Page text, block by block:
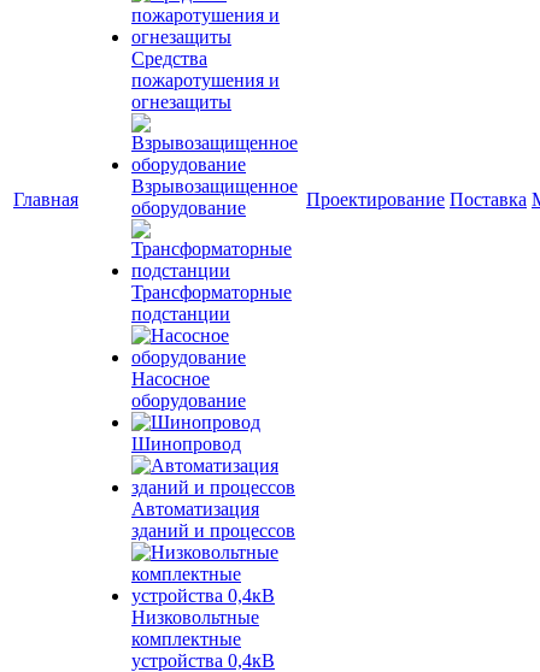
Главная
Средства
пожаротушения и
огнезащиты
Взрывозащищенное
оборудование
Трансформаторные
подстанции
Насосное
оборудование
Шинопровод
Автоматизация
зданий и процессов
Низковольтные
комплектные
устройства 0,4кВ
Проектирование Поставка